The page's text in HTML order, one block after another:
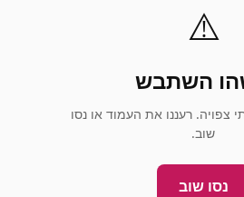
⚠️
השתבש
צפויה. רעננו את העמוד או נסו
שוב.
נסו שוב